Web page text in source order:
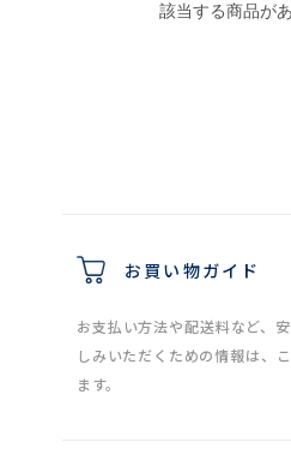
該当する商品が
お買い物ガイド
お支払い方法や配送料など、
しみいただくための情報は、
ます。